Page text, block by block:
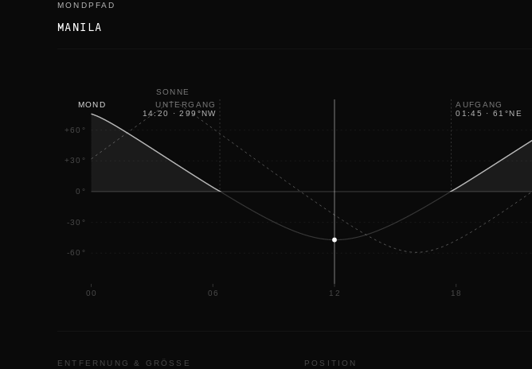
MONDPFAD
MANILA
+60°
+30°
0°
-30°
-60°
00 06 12 18
MOND
SONNE
AUFGANG
01:45
· 61 °NE
UNTERGANG
14:20
· 299 °NW
ENTFERNUNG & GRÖSSE POSITION